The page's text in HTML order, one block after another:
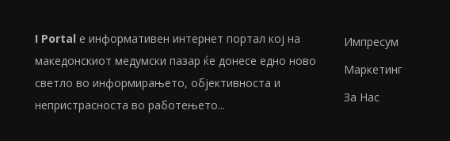
I Portal е информативен интернет портал кој на
македонскиот медумски пазар ќе донесе едно ново
светло во информирањето, објективноста и
непристрасноста во работењето...
Импресум
Маркетинг
За Нас